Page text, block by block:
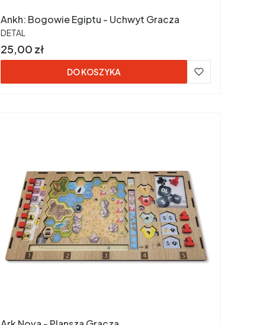
Ankh: Bogowie Egiptu - Uchwyt Gracza
PRODUCENT
DETAL
Cena
25,00 zł
DO KOSZYKA